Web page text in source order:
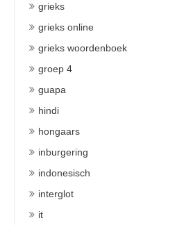
grieks
grieks online
grieks woordenboek
groep 4
guapa
hindi
hongaars
inburgering
indonesisch
interglot
it